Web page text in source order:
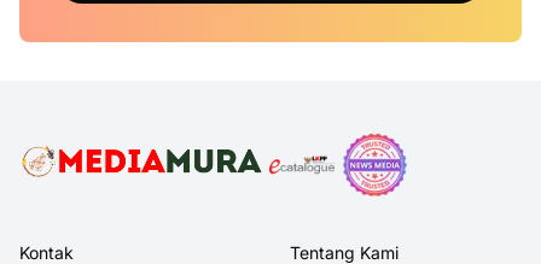
Kontak Tentang Kami